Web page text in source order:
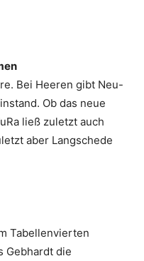
Bei Heeren gibt Neu-
Ob das neue
ließ zuletzt auch
aber Langschede
Tabellenvierten
Gebhardt die